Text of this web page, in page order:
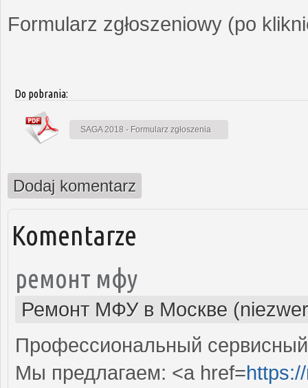
Formularz zgłoszeniowy (po
Do pobrania:
SAGA 2018 - Formularz zgłoszenia
Dodaj komentarz
Komentarze
ремонт мфу
Ремонт МФУ в Москве
Профессиональный
Мы предлагаем: <a href=